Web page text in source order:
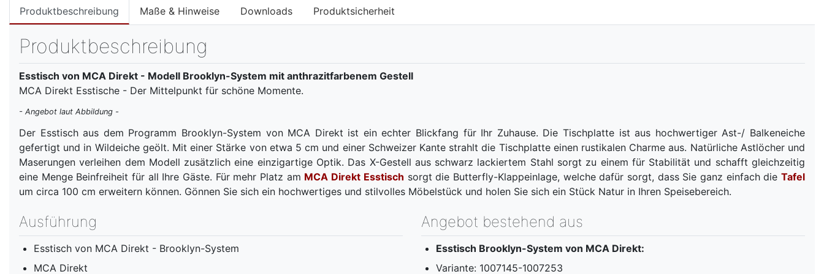
Produktbeschreibung Maße & Hinweise Downloads Produktsicherheit
Produktbeschreibung
Esstisch von MCA Direkt - Modell Brooklyn-System mit anthrazitfarbenem Gestell
MCA Direkt Esstische - Der Mittelpunkt für schöne Momente.
- Angebot laut Abbildung -
Der Esstisch aus dem Programm Brooklyn-System von MCA Direkt ist ein echter Blickfang für Ihr Zuhause. Die Tischplatte ist aus hochwertiger Ast-/ Balkeneiche
gefertigt und in Wildeiche geölt. Mit einer Stärke von etwa 5 cm und einer Schweizer Kante strahlt die Tischplatte einen rustikalen Charme aus. Natürliche Astlöcher und
Maserungen verleihen dem Modell zusätzlich eine einzigartige Optik. Das X-Gestell aus schwarz lackiertem Stahl sorgt zu einem für Stabilität und schafft gleichzeitig
eine Menge Beinfreiheit für all Ihre Gäste. Für mehr Platz am MCA Direkt Esstisch sorgt die Butterfly-Klappeinlage, welche dafür sorgt, dass Sie ganz einfach dieTafel
um circa 100 cm erweitern können. Gönnen Sie sich ein hochwertiges und stilvolles Möbelstück und holen Sie sich ein Stück Natur in Ihren Speisebereich.
Ausführung
Esstisch von MCA Direkt - Brooklyn-System
MCA Direkt
Angebot bestehend aus
Esstisch Brooklyn-System von MCA Direkt:
Variante: 1007145-1007253